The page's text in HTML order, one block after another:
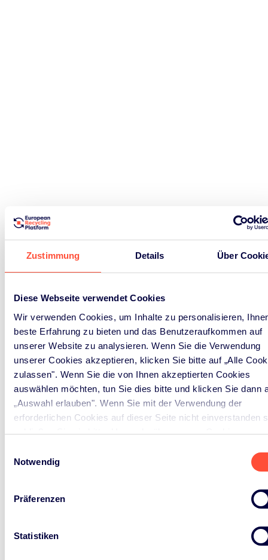
Zustimmung Details Über
Diese Webseite verwendet Cookies
Wir verwenden Cookies, um Inhalte zu personalisieren,
beste Erfahrung zu bieten und das Benutzeraufkommen auf
unserer Website zu analysieren. Wenn Sie die Verwendung
unserer Cookies akzeptieren, klicken Sie bitte auf „Alle
zulassen". Wenn Sie die von Ihnen akzeptierten Cookies
auswählen möchten, tun Sie dies bitte und klicken Sie dann
„Auswahl erlauben". Wenn Sie mit der Verwendung der
erforderlichen Cookies auf dieser Seite nicht einverstanden
schließen Sie sie bitte. Um mehr über unsere Cookies zu
Notwendig
Präferenzen
Statistiken
NEWS & EVENTS
Aktuelle Nachrichten
und Veranstaltungen
gemeinsam die nachhaltige Agenda vorantreiben